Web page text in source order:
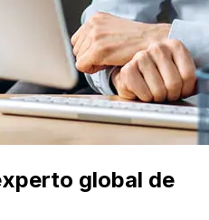
global de